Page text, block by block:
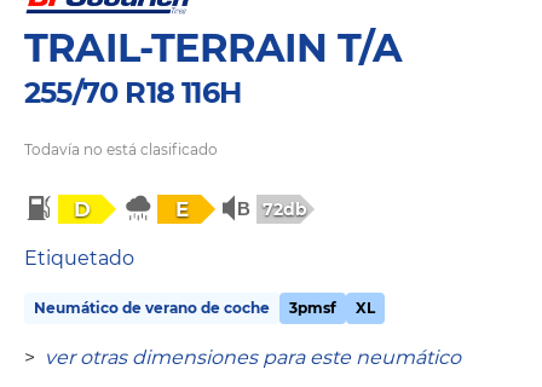
TRAIL-TERRAIN T/A
255/70 R18 116H
Todavía no está clasificado
D E 72db
Etiquetado
Neumático de verano de coche 3pmsf XL
> ver otras dimensiones para este neumático